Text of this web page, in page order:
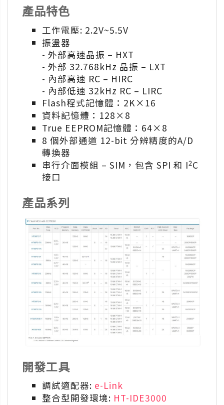
產品特色
工作電壓: 2.2V~5.5V
振盪器
- 外部高速晶振 – HXT
- 外部 32.768kHz 晶振 – LXT
- 內部高速 RC – HIRC
- 內部低速 32kHz RC – LIRC
Flash程式記憶體：2K×16
資料記憶體：128×8
True EEPROM記憶體：64×8
8 個外部通道 12-bit 分辨精度的A/D
轉換器
串行介面模組 – SIM，包含 SPI 和 I2C
接口
產品系列
開發工具
調試適配器: e-Link
整合型開發環境: HT-IDE3000